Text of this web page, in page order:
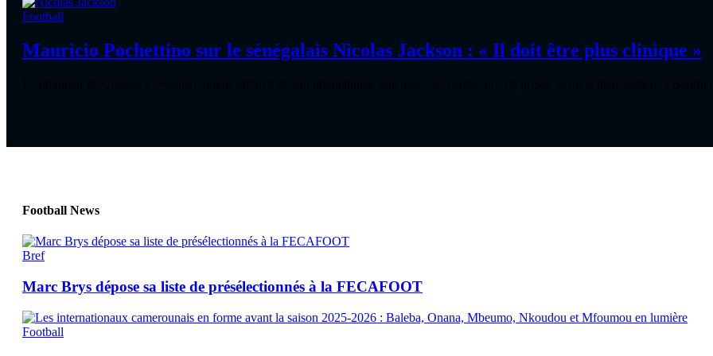
Football
Mauricio Pochettino sur le sénégalais Nicolas Jackson : « Il doit être plus clinique »
Football News
Bref
Marc Brys dépose sa liste de présélectionnés à la FECAFOOT
Football